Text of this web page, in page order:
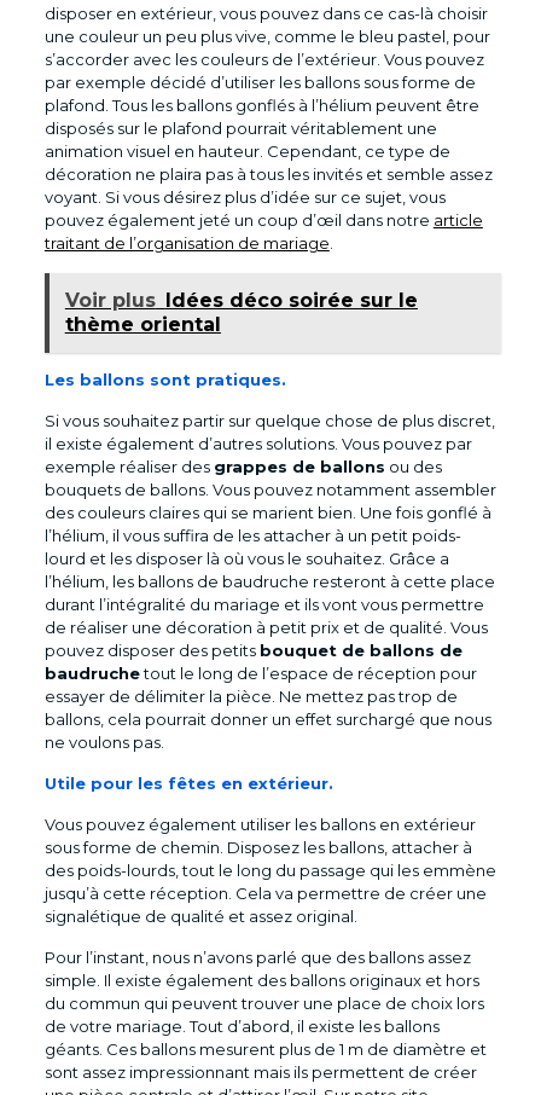
disposer en extérieur, vous pouvez dans ce cas-là choisir
une couleur un peu plus vive, comme le bleu pastel, pour
s’accorder avec les couleurs de l’extérieur. Vous pouvez
par exemple décidé d’utiliser les ballons sous forme de
plafond. Tous les ballons gonflés à l’hélium peuvent être
disposés sur le plafond pourrait véritablement une
animation visuel en hauteur. Cependant, ce type de
décoration ne plaira pas à tous les invités et semble assez
voyant. Si vous désirez plus d’idée sur ce sujet, vous
pouvez également jeté un coup d’œil dans notre article
traitant de l’organisation de mariage.
Voir plus
Idées déco soirée sur le
thème oriental
Les ballons sont pratiques.
Si vous souhaitez partir sur quelque chose de plus discret,
il existe également d’autres solutions. Vous pouvez par
exemple réaliser des grappes de ballons ou des
bouquets de ballons. Vous pouvez notamment assembler
des couleurs claires qui se marient bien. Une fois gonflé à
l’hélium, il vous suffira de les attacher à un petit poids-
lourd et les disposer là où vous le souhaitez. Grâce a
l’hélium, les ballons de baudruche resteront à cette place
durant l’intégralité du mariage et ils vont vous permettre
de réaliser une décoration à petit prix et de qualité. Vous
pouvez disposer des petits bouquet de ballons de
baudruchetout le long de l’espace de réception pour
essayer de délimiter la pièce. Ne mettez pas trop de
ballons, cela pourrait donner un effet surchargé que nous
ne voulons pas.
Utile pour les fêtes en extérieur.
Vous pouvez également utiliser les ballons en extérieur
sous forme de chemin. Disposez les ballons, attacher à
des poids-lourds, tout le long du passage qui les emmène
jusqu’à cette réception. Cela va permettre de créer une
signalétique de qualité et assez original.
Pour l’instant, nous n’avons parlé que des ballons assez
simple. Il existe également des ballons originaux et hors
du commun qui peuvent trouver une place de choix lors
de votre mariage. Tout d’abord, il existe les ballons
géants. Ces ballons mesurent plus de 1 m de diamètre et
sont assez impressionnant mais ils permettent de créer